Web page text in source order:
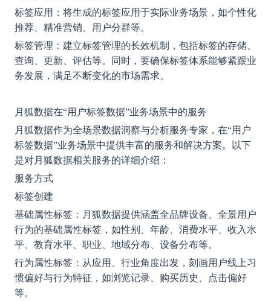
标签应用：将生成的标签应用于实际业务场景，如个性化
推荐、精准营销、用户分群等。
标签管理：建立标签管理的长效机制，包括标签的存储、
查询、更新、评估等。同时，要确保标签体系能够紧跟业
务发展，满足不断变化的市场需求。
月狐数据在“用户标签数据”业务场景中的服务
月狐数据作为全场景数据洞察与分析服务专家，在“用户
标签数据”业务场景中提供丰富的服务和解决方案。以下
是对月狐数据相关服务的详细介绍：
服务方式
标签创建
基础属性标签：月狐数据提供涵盖全品牌设备、全景用户
行为的基础属性标签，如性别、年龄、消费水平、收入水
平、教育水平、职业、地域分布、设备分布等。
行为属性标签：从应用、行业角度出发，刻画用户线上习
惯偏好与行为特征，如浏览记录、购买历史、点击偏好
等。